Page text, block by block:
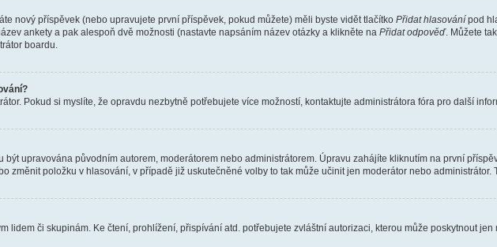
nový příspěvek (nebo upravujete první příspěvek, pokud můžete) měli byste vidět tlačítko Přidat hlasovánípod
ankety a pak alespoň dvě možnosti (nastavte napsáním název otázky a klikněte na Přidat odpověď. Můžete
boardu.
Pokud si myslíte, že opravdu nezbytně potřebujete více možností, kontaktujte administrátora fóra pro další
být upravována původním autorem, moderátorem nebo administrátorem. Úpravu zahájíte kliknutím na první
změnit položku v hlasování, v případě již uskutečněné volby to tak může učinit jen moderátor nebo
lidem či skupinám. Ke čtení, prohlížení, přispívání atd. potřebujete zvláštní autorizaci, kterou může poskytnout jen